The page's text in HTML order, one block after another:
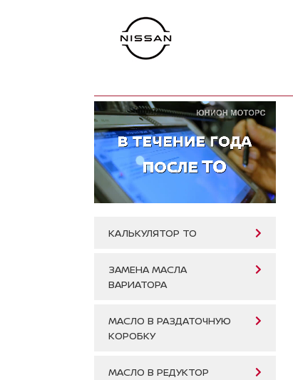
КАЛЬКУЛЯТОР ТО
ЗАМЕНА МАСЛА
ВАРИАТОРА
МАСЛО В РАЗДАТОЧНУЮ
КОРОБКУ
МАСЛО В РЕДУКТОР